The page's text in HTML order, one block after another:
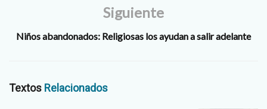
Siguiente
Niños abandonados: Religiosas los ayudan a salir adelante
Textos Relacionados